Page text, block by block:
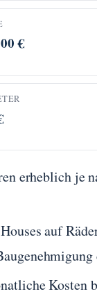
€
erheblich je
auf
Kosten